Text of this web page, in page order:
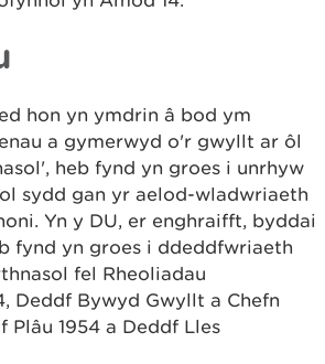
hon yn ymdrin â bod ym
a gymerwyd o'r gwyllt ar ôl
heb fynd yn groes i unrhyw
sydd gan yr aelod-wladwriaeth
Yn y DU, er enghraifft, byddai
fynd yn groes i ddeddfwriaeth
fel Rheoliadau
Deddf Bywyd Gwyllt a Chefn
Plâu 1954 a Deddf Lles